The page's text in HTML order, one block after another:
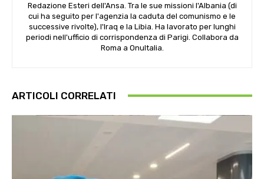
Redazione Esteri dell'Ansa. Tra le sue missioni l'Albania (di
cui ha seguito per l'agenzia la caduta del comunismo e le
successive rivolte), l'Iraq e la Libia. Ha lavorato per lunghi
periodi nell'ufficio di corrispondenza di Parigi. Collabora da
Roma a OnuItalia.
ARTICOLI CORRELATI